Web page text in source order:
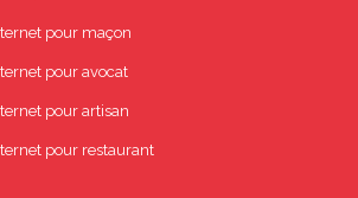
pour maçon
pour avocat
pour artisan
pour restaurant